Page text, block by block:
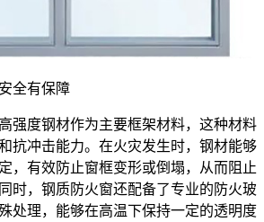
全有保障
度钢材作为主要框架材料，这种材料
抗冲击能力。在火灾发生时，钢材能够
，有效防止窗框变形或倒塌，从而阻止
时，钢质防火窗还配备了专业的防火玻
处理，能够在高温下保持一定的透明度